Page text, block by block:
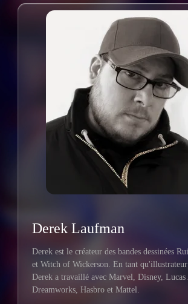
Derek Laufman
Derek est le créateur des bandes dessinées
et Witch of Wickerson. En tant qu'illustrateur
Derek a travaillé avec Marvel, Disney, Lucas
Dreamworks, Hasbro et Mattel.